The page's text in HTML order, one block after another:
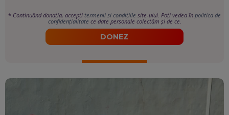
* Continuând donația, accepți termenii si condițiile site-ului. Poți vedea în politica de
confidențialitate ce date personale colectăm și de ce.
DONEZ